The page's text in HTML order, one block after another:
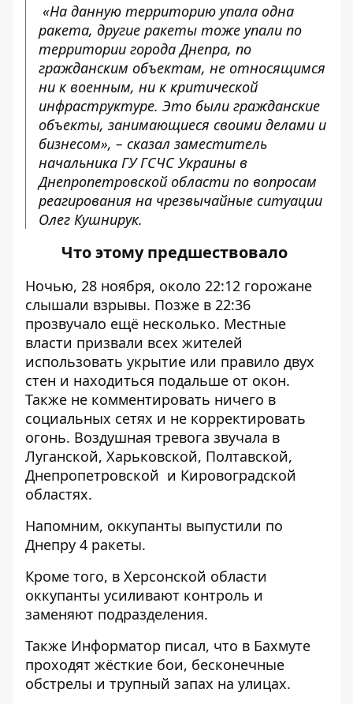
«На данную территорию упала одна
ракета, другие ракеты тоже упали по
территории города Днепра, по
гражданским объектам, не относящимся
ни к военным, ни к критической
инфраструктуре. Это были гражданские
объекты, занимающиеся своими делами и
бизнесом», – сказал заместитель
начальника ГУ ГСЧС Украины в
Днепропетровской области по вопросам
реагирования на чрезвычайные ситуации
Олег Кушнирук.
Что этому предшествовало
Ночью, 28 ноября, около 22:12 горожане
слышали взрывы. Позже в 22:36
прозвучало ещё несколько. Местные
власти призвали всех жителей
использовать укрытие или правило двух
стен и находиться подальше от окон.
Также не комментировать ничего в
социальных сетях и не корректировать
огонь. Воздушная тревога звучала в
Луганской, Харьковской, Полтавской,
Днепропетровской и Кировоградской
областях.
Напомним, оккупанты выпустили по
Днепру 4 ракеты.
Кроме того, в Херсонской области
оккупанты усиливают контроль и
заменяют подразделения.
Также Информатор писал, что в Бахмуте
проходят жёсткие бои, бесконечные
обстрелы и трупный запах на улицах.